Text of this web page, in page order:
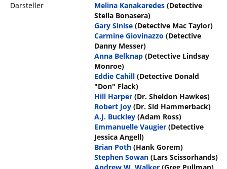
Darsteller
Melina Kanakaredes (Detective
Stella Bonasera)
Gary Sinise (Detective Mac Taylor)
Carmine Giovinazzo (Detective
Danny Messer)
Anna Belknap (Detective Lindsay
Monroe)
Eddie Cahill (Detective Donald
"Don" Flack)
Hill Harper (Dr. Sheldon Hawkes)
Robert Joy (Dr. Sid Hammerback)
A.J. Buckley (Adam Ross)
Emmanuelle Vaugier (Detective
Jessica Angell)
Brian Poth (Hank Gorem)
Stephen Sowan (Lars Scissorhands)